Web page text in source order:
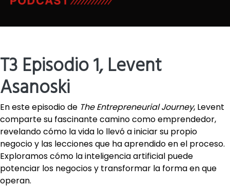
T3 Episodio 1, Levent
Asanoski
En este episodio de The Entrepreneurial Journey, Levent
comparte su fascinante camino como emprendedor,
revelando cómo la vida lo llevó a iniciar su propio
negocio y las lecciones que ha aprendido en el proceso.
Exploramos cómo la inteligencia artificial puede
potenciar los negocios y transformar la forma en que
operan.